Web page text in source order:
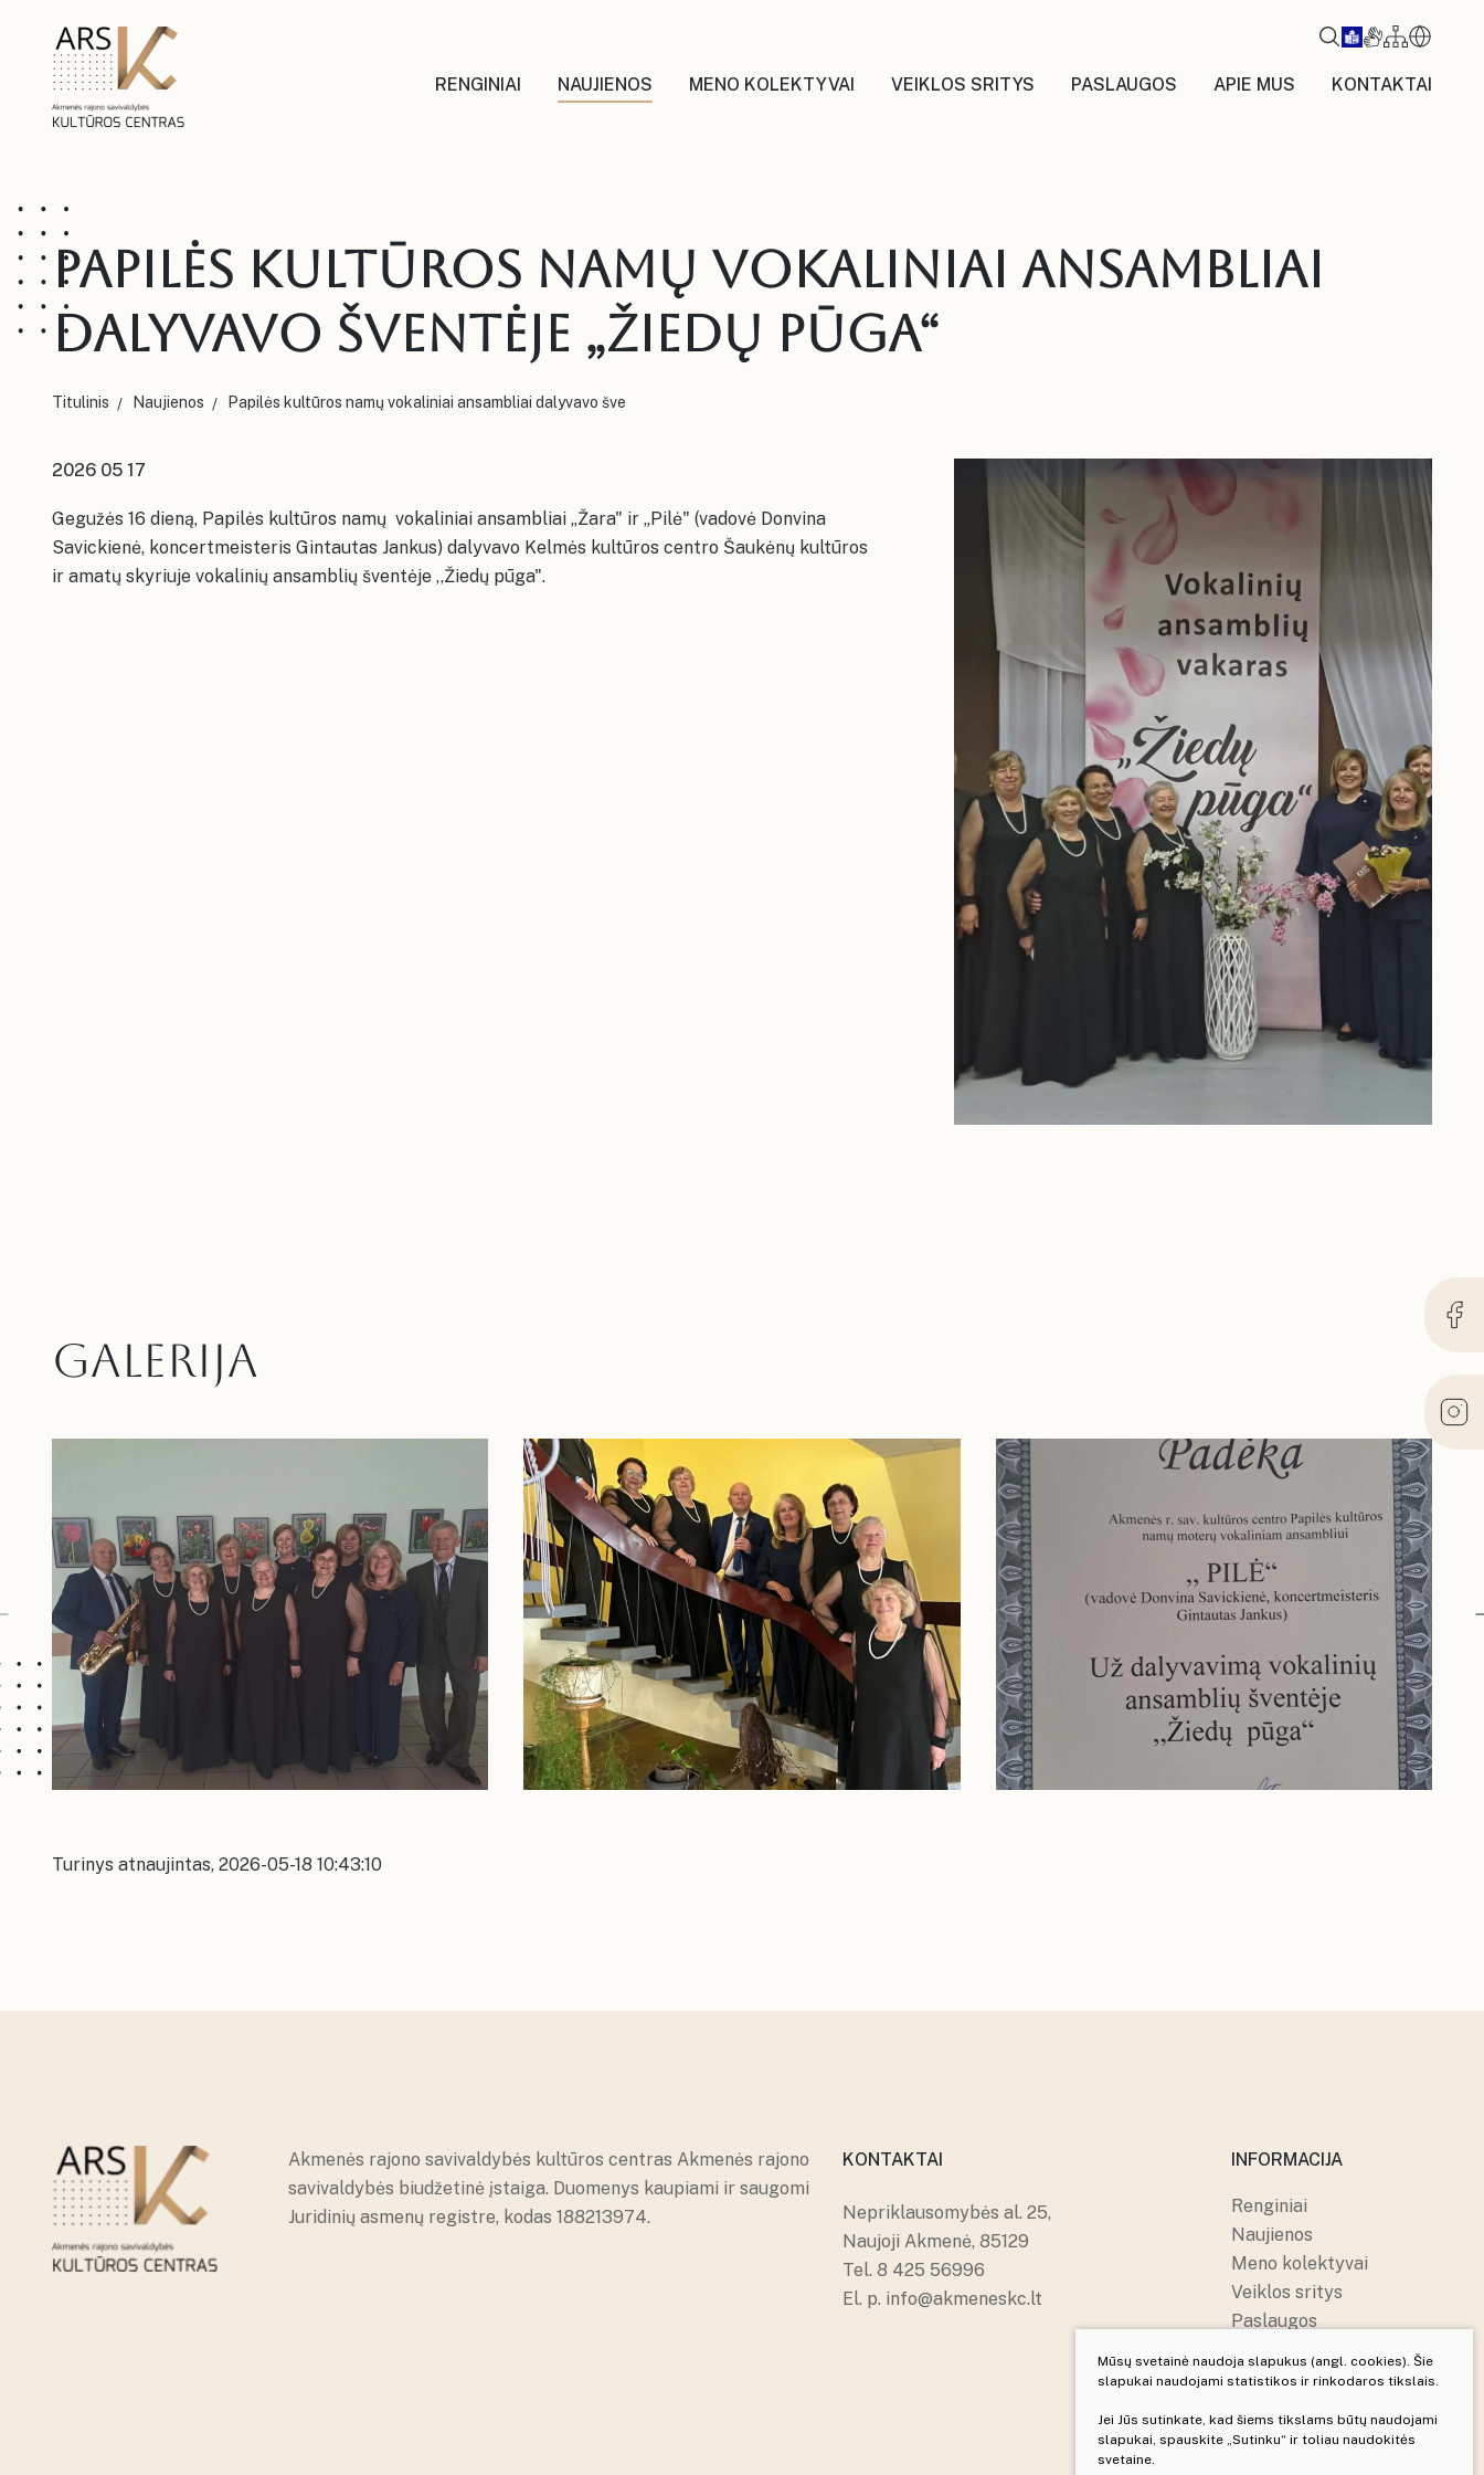
RENGINIAI NAUJIENOS MENO KOLEKTYVAI VEIKLOS SRITYS PASLAUGOS APIE MUS KONTAKTAI
Papilės kultūros namų vokaliniai ansambliai
dalyvavo šventėje „Žiedų pūga“
Titulinis Naujienos Papilės kultūros namų vokaliniai ansambliai dalyvavo šve
2026 05 17
Gegužės 16 dieną, Papilės kultūros namų vokaliniai ansambliai „Žara" ir „Pilė" (vadovė Donvina
Savickienė, koncertmeisteris Gintautas Jankus) dalyvavo Kelmės kultūros centro Šaukėnų kultūros
ir amatų skyriuje vokalinių ansamblių šventėje ,,Žiedų pūga".
GALERIJA
Turinys atnaujintas, 2026-05-18 10:43:10
Akmenės rajono savivaldybės kultūros centras Akmenės rajono
savivaldybės biudžetinė įstaiga. Duomenys kaupiami ir saugomi
Juridinių asmenų registre, kodas 188213974.
KONTAKTAI
Nepriklausomybės al. 25,
Naujoji Akmenė, 85129
Tel. 8 425 56996
El. p. info@akmeneskc.lt
INFORMACIJA
Renginiai
Naujienos
Meno kolektyvai
Veiklos sritys
Paslaugos
Struktūra ir kontaktai
Mūsų svetainė naudoja slapukus (angl. cookies). Šie
slapukai naudojami statistikos ir rinkodaros tikslais.
Jei Jūs sutinkate, kad šiems tikslams būtų naudojami
slapukai, spauskite „Sutinku“ ir toliau naudokitės
svetaine.